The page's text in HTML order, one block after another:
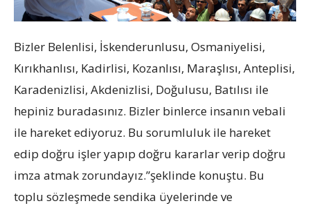
Bizler Belenlisi, İskenderunlusu, Osmaniyelisi,
Kırıkhanlısı, Kadirlisi, Kozanlısı, Maraşlısı, Anteplisi,
Karadenizlisi, Akdenizlisi, Doğulusu, Batılısı ile
hepiniz buradasınız. Bizler binlerce insanın vebali
ile hareket ediyoruz. Bu sorumluluk ile hareket
edip doğru işler yapıp doğru kararlar verip doğru
imza atmak zorundayız.”şeklinde konuştu. Bu
toplu sözleşmede sendika üyelerinde ve